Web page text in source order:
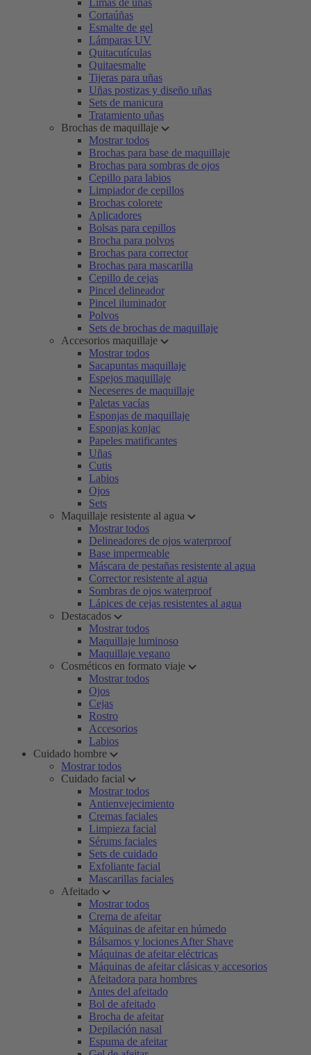
Limas de uñas
Cortaúñas
Esmalte de gel
Lámparas UV
Quitacutículas
Quitaesmalte
Tijeras para uñas
Uñas postizas y diseño uñas
Sets de manicura
Tratamiento uñas
Brochas de maquillaje
Mostrar todos
Brochas para base de maquillaje
Brochas para sombras de ojos
Cepillo para labios
Limpiador de cepillos
Brochas colorete
Aplicadores
Bolsas para cepillos
Brocha para polvos
Brochas para corrector
Brochas para mascarilla
Cepillo de cejas
Pincel delineador
Pincel iluminador
Polvos
Sets de brochas de maquillaje
Accesorios maquillaje
Mostrar todos
Sacapuntas maquillaje
Espejos maquillaje
Neceseres de maquillaje
Paletas vacías
Esponjas de maquillaje
Esponjas konjac
Papeles matificantes
Uñas
Cutis
Labios
Ojos
Sets
Maquillaje resistente al agua
Mostrar todos
Delineadores de ojos waterproof
Base impermeable
Máscara de pestañas resistente al agua
Corrector resistente al agua
Sombras de ojos waterproof
Lápices de cejas resistentes al agua
Destacados
Mostrar todos
Maquillaje luminoso
Maquillaje vegano
Cosméticos en formato viaje
Mostrar todos
Ojos
Cejas
Rostro
Accesorios
Labios
Cuidado hombre
Mostrar todos
Cuidado facial
Mostrar todos
Antienvejecimiento
Cremas faciales
Limpieza facial
Sérums faciales
Sets de cuidado
Exfoliante facial
Mascarillas faciales
Afeitado
Mostrar todos
Crema de afeitar
Máquinas de afeitar en húmedo
Bálsamos y lociones After Shave
Máquinas de afeitar eléctricas
Máquinas de afeitar clásicas y accesorios
Afeitadora para hombres
Antes del afeitado
Bol de afeitado
Brocha de afeitar
Depilación nasal
Espuma de afeitar